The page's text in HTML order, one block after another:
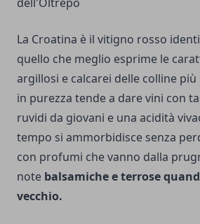
La Croatina è il vitigno rosso
quello che meglio esprime le
argillosi e calcarei delle colline
in purezza tende a dare vini con
ruvidi da giovani e una acidità
tempo si ammorbidisce senza
con profumi che vanno dalla
note balsamiche e terrose
vecchio.